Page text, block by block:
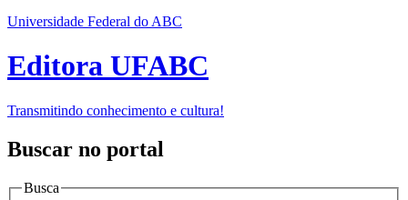
Universidade Federal do ABC
Editora UFABC
Transmitindo conhecimento e cultura!
Buscar no portal
Busca